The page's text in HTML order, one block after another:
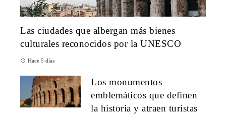
Las ciudades que albergan más bienes
culturales reconocidos por la UNESCO
Hace 5 días
Los monumentos
emblemáticos que definen
la historia y atraen turistas